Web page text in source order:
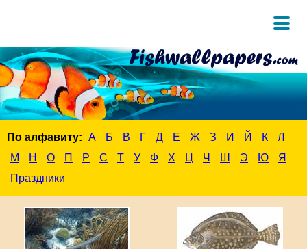
По алфавиту: А Б В Г Д Е Ж З И Й К
Л
М
Н О П Р С Т У Ф Х Ц Ч Ш Э Ю
Я
Праздники